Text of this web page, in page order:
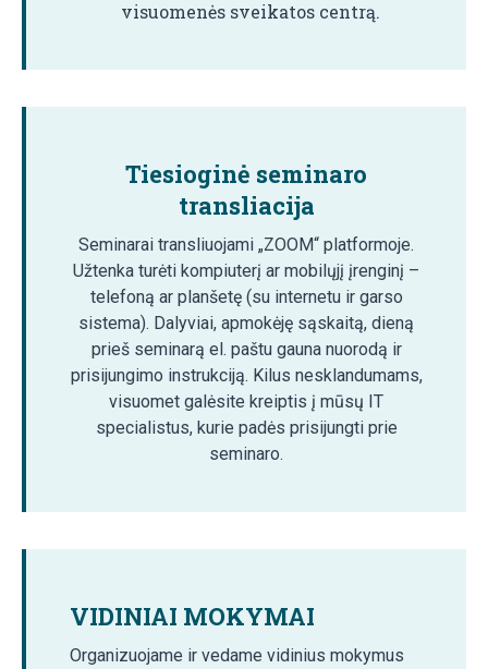
visuomenės sveikatos centrą.
Tiesioginė seminaro
transliacija
Seminarai transliuojami „ZOOM“ platformoje.
Užtenka turėti kompiuterį ar mobilųjį įrenginį –
telefoną ar planšetę (su internetu ir garso
sistema). Dalyviai, apmokėję sąskaitą, dieną
prieš seminarą el. paštu gauna nuorodą ir
prisijungimo instrukciją. Kilus nesklandumams,
visuomet galėsite kreiptis į mūsų IT
specialistus, kurie padės prisijungti prie
seminaro.
VIDINIAI MOKYMAI
Organizuojame ir vedame vidinius mokymus